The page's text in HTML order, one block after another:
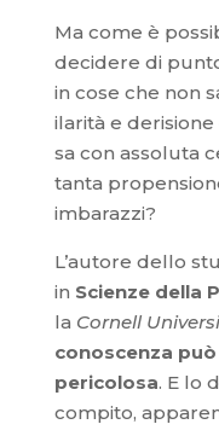
Ma come è
decidere di
in cose che non
ilarità e
sa con assoluta
tanta
imbarazzi?
L’autore dello
in Scienze della
la Cornell
conoscenza
pericolosa. E lo
compito,